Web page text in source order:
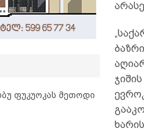
ფუკუოკას მეთოდი